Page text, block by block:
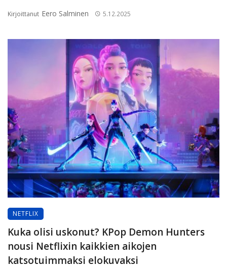
Kirjoittanut Eero Salminen 5.12.2025
NETFLIX
Kuka olisi uskonut? KPop Demon Hunters
nousi Netflixin kaikkien aikojen
katsotuimmaksi elokuvaksi